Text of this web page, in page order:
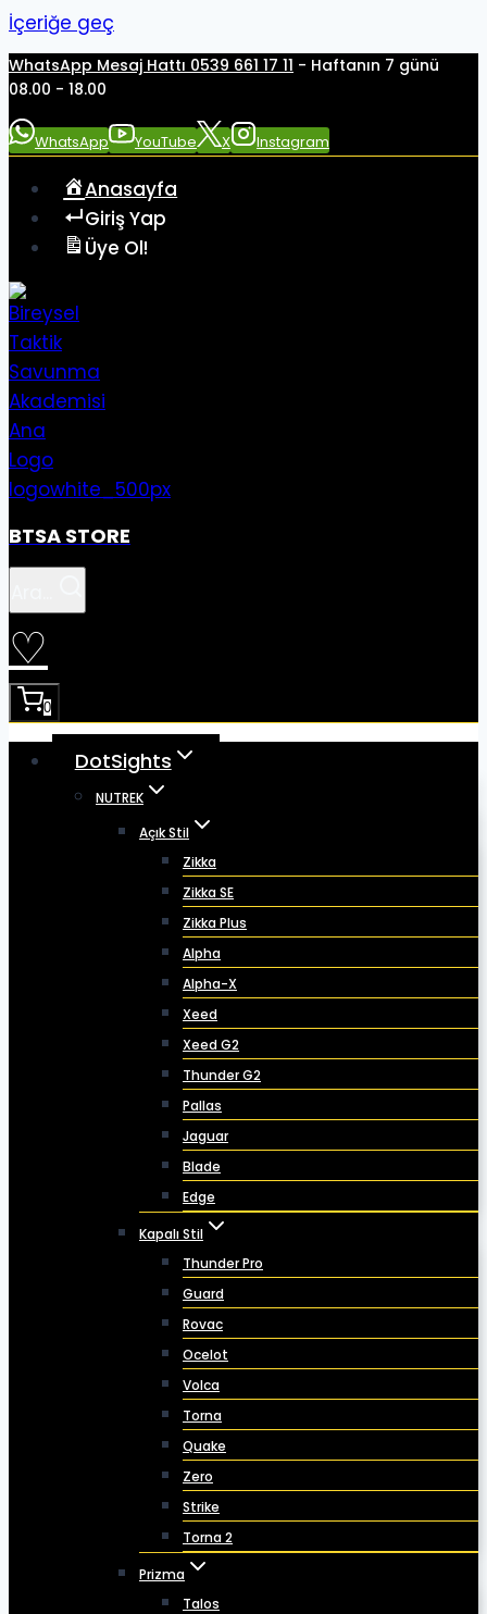
İçeriğe geç
WhatsApp Mesaj Hattı 0539 661 17 11 - Haftanın 7 günü
08.00 - 18.00
WhatsApp YouTube X Instagram
Anasayfa
Giriş Yap
Üye Ol!
BTSA STORE
♡
0
DotSights
NUTREK
Açık Stil
Zikka
Zikka SE
Zikka Plus
Alpha
Alpha-X
Xeed
Xeed G2
Thunder G2
Pallas
Jaguar
Blade
Edge
Kapalı Stil
Thunder Pro
Guard
Rovac
Ocelot
Volca
Torna
Quake
Zero
Strike
Torna 2
Prizma
Talos